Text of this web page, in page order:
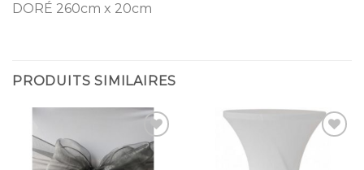
DORÉ 260cm x 20cm
PRODUITS SIMILAIRES